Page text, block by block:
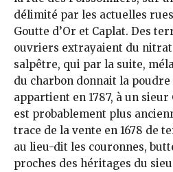
délimité par les actuelles
Goutte d’Or et Caplat. Des
ouvriers extrayaient du
salpêtre, qui par la suite,
du charbon donnait la
appartient en 1787, à un
est probablement plus
trace de la vente en 1678 de
au lieu-dit les couronnes,
proches des héritages du